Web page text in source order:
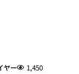
ヤー 1,450